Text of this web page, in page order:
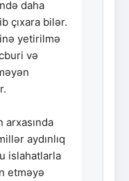
daha
çıxara bilər.
yetirilmə
və
aydınlıq
islahatlarla
etməyə